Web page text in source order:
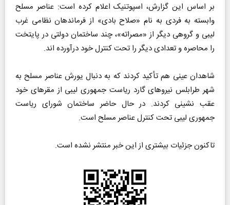
بر اساس این گزارش، اسپوتنیک اعلام کرده است: عناصر مسلح
وابسته به فردی به نام «صلاح بادی» از فرماندهان نظامی غرب
لیبی و گروهی دیگر از «مصراته»، چند ساختمان دولتی در پایتخت
را محاصره و تعدادی دیگر را تحت کنترل خود درآورده اند.
شاهدان عینی هم تأکید کردند که به دنبال یورش عناصر مسلح به
شهر طرابلس نیرو‌های گارد ریاست جمهوری لیبی از مقر‌های خود
عقب نشینی کردند. در حال حاضر ساختمان شورای ریاست
جمهوری لیبی تحت کنترل عناصر مسلح است.
تاکنون جزئیات بیشتری از این خبر منتشر نشده است.